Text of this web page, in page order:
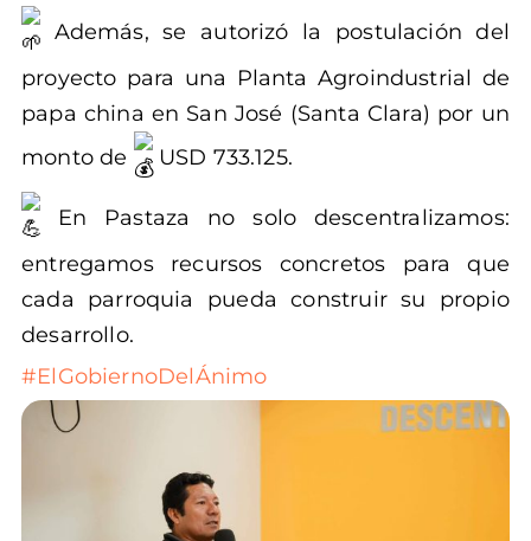
Además, se autorizó la postulación del
proyecto para una Planta Agroindustrial de
papa china en San José (Santa Clara) por un
monto de
USD 733.125.
En Pastaza no solo descentralizamos:
entregamos recursos concretos para que
cada parroquia pueda construir su propio
desarrollo.
#ElGobiernoDelÁnimo